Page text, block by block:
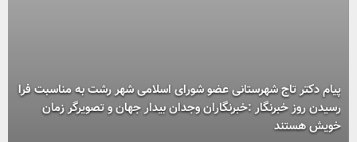
پیام دکتر تاج شهرستانی عضو شورای اسلامی شهر رشت به مناسبت فرا
رسیدن روز خبرنگار :خبرنگاران وجدان بیدار جهان و تصویرگر زمان
خویش هستند